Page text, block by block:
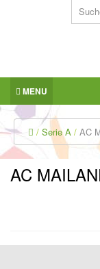
MENU
Serie A AC
AC